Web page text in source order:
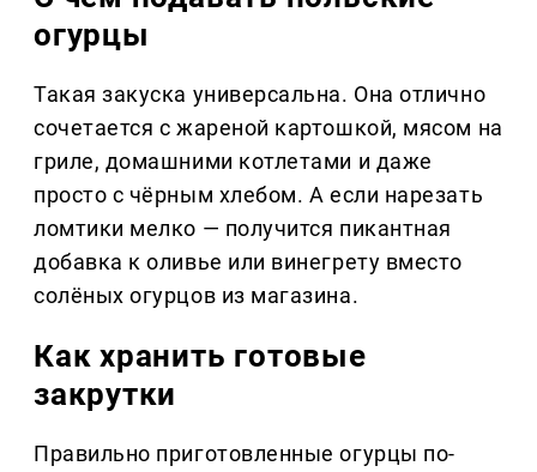
огурцы
Такая закуска универсальна. Она отлично
сочетается с жареной картошкой, мясом на
гриле, домашними котлетами и даже
просто с чёрным хлебом. А если нарезать
ломтики мелко — получится пикантная
добавка к оливье или винегрету вместо
солёных огурцов из магазина.
Как хранить готовые
закрутки
Правильно приготовленные огурцы по-